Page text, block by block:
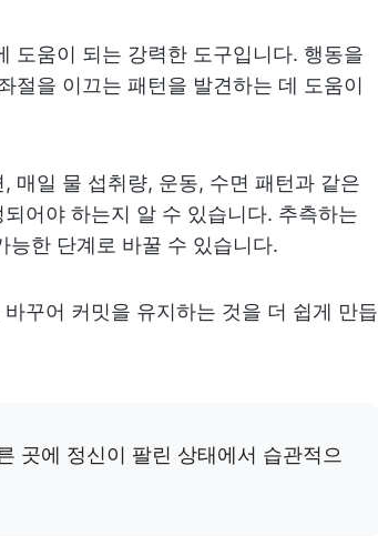
도움이 되는 강력한 도구입니다. 행동을
절을 이끄는 패턴을 발견하는 데 도움이
매일 물 섭취량, 운동, 수면 패턴과 같은
어야 하는지 알 수 있습니다. 추측하는
능한 단계로 바꿀 수 있습니다.
꾸어 커밋을 유지하는 것을 더 쉽게 만듭
곳에 정신이 팔린 상태에서 습관적으